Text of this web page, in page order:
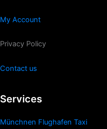
My Account
Privacy Policy
Contact us
Services
Münchnen Flughafen Taxi